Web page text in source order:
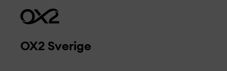
OX2 Sverige